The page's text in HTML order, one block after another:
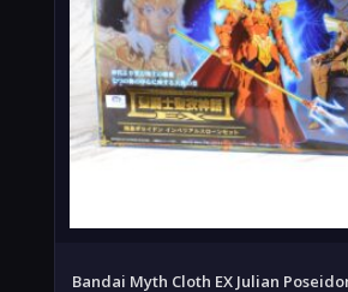
Bandai Myth Cloth EX Julian